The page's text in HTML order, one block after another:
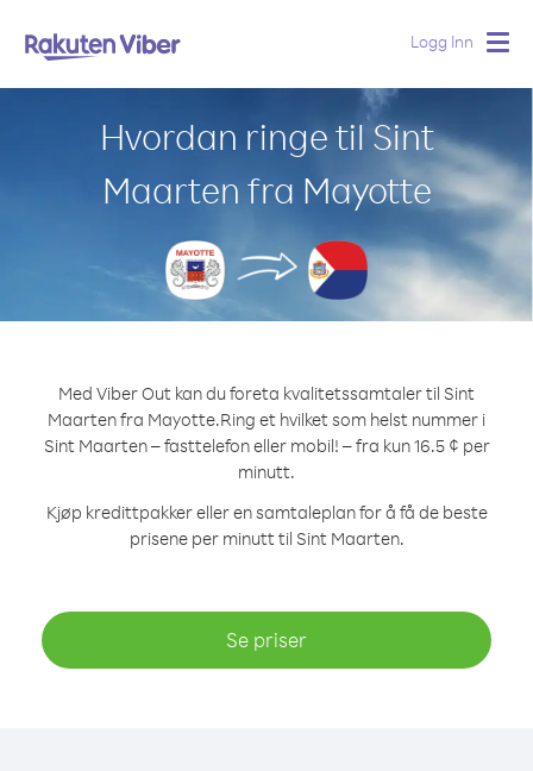
Logg Inn
Hvordan ringe til Sint
Maarten fra Mayotte
Med Viber Out kan du foreta kvalitetssamtaler til Sint
Maarten fra Mayotte.Ring et hvilket som helst nummer i
Sint Maarten – fasttelefon eller mobil! – fra kun 16.5 ¢ per
minutt.
Kjøp kredittpakker eller en samtaleplan for å få de beste
prisene per minutt til Sint Maarten.
Se priser